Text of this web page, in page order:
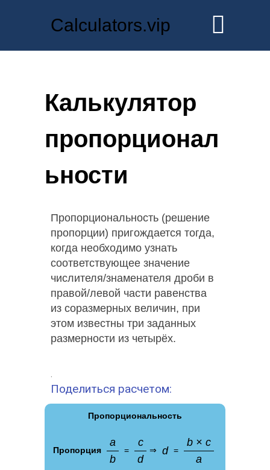
Calculators.vip
Калькулятор
пропорционал
ьности
Пропорциональность (решение
пропорции) пригождается тогда,
когда необходимо узнать
соответствующее значение
числителя/знаменателя дроби в
правой/левой части равенства
из соразмерных величин, при
этом известны три заданных
размерности из четырёх.
Поделиться расчетом:
Пропорциональность
Пропорция
a
b
=
c
d
⇒ d =
b × c
a